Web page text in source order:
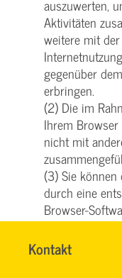
Kontakt
SVG
Name*
auszuwerten,
Aktivitäten
weitere mit
gegenüber
erbringen.
(2) Die im
Ihrem
nicht mit
(3) Sie
durch eine
Browser-
Tool
hin, dass Sie in
nicht sämtliche